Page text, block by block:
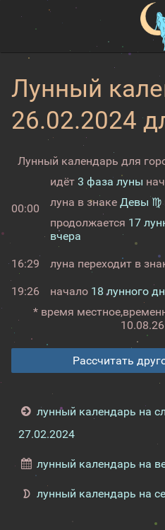
Лунный
26.02.2024
Лунный календарь для
00:00
идёт 3 фаза луны
луна в знаке Девы ♍
продолжается 17
вчера
16:29 луна переходит в
19:26 начало 18 лунного
* время местное,
Рассчитать
лунный календарь на
27.02.2024
лунный календарь на
лунный календарь на